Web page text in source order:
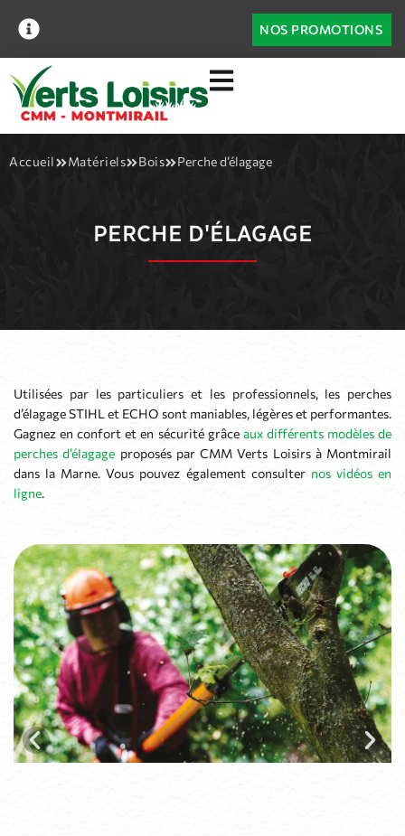
NOS PROMOTIONS
Accueil Matériels Bois Perche d’élagage
PERCHE D'ÉLAGAGE
Utilisées par les particuliers et les professionnels, les perches
d’élagage STIHL et ECHO sont maniables, légères et performantes.
Gagnez en confort et en sécurité grâce aux différents modèles de
perches d’élagage proposés par CMM Verts Loisirs à Montmirail
dans la Marne. Vous pouvez également consulter nos vidéos en
ligne.